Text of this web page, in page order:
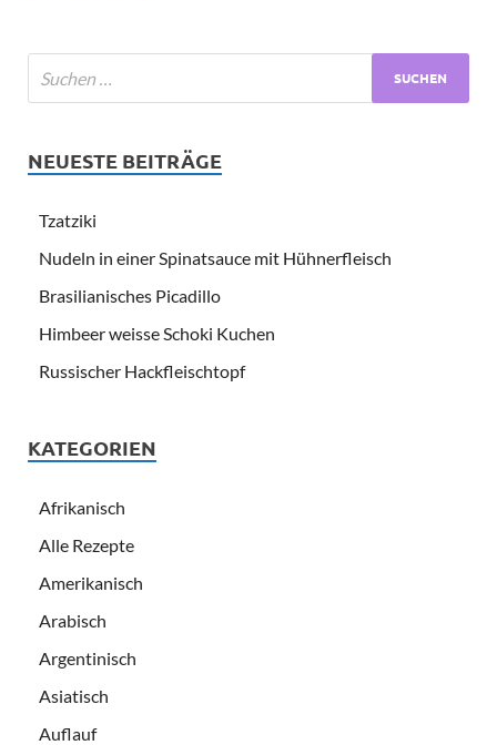
NEUESTE BEITRÄGE
Tzatziki
Nudeln in einer Spinatsauce mit Hühnerfleisch
Brasilianisches Picadillo
Himbeer weisse Schoki Kuchen
Russischer Hackfleischtopf
KATEGORIEN
Afrikanisch
Alle Rezepte
Amerikanisch
Arabisch
Argentinisch
Asiatisch
Auflauf